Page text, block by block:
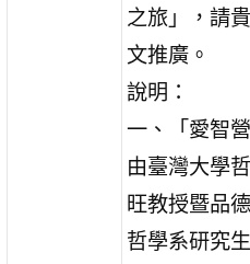
之旅」，請
文推廣。
說明：
一、「愛智
由臺灣大學
旺教授暨品
哲學系研究